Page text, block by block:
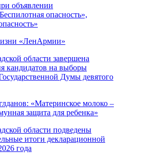
объявлении
опасность»,
«ЛенАрмии»
области завершена
кандидатов на выборы
Думы девятого
«Материнское молоко –
защита для ребенка»
области подведены
итоги декларационной
года